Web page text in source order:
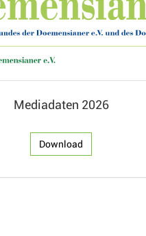
Mediadaten 2026
Download